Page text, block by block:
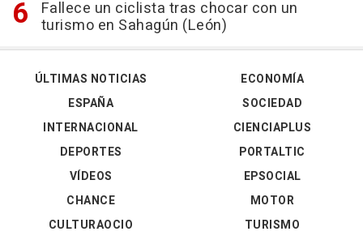
Fallece un ciclista tras chocar con un
turismo en Sahagún (León)
ÚLTIMAS NOTICIAS
ESPAÑA
INTERNACIONAL
DEPORTES
VÍDEOS
ECONOMÍA
SOCIEDAD
CIENCIAPLUS
PORTALTIC
EPSOCIAL
CHANCE
CULTURAOCIO
MOTOR
TURISMO